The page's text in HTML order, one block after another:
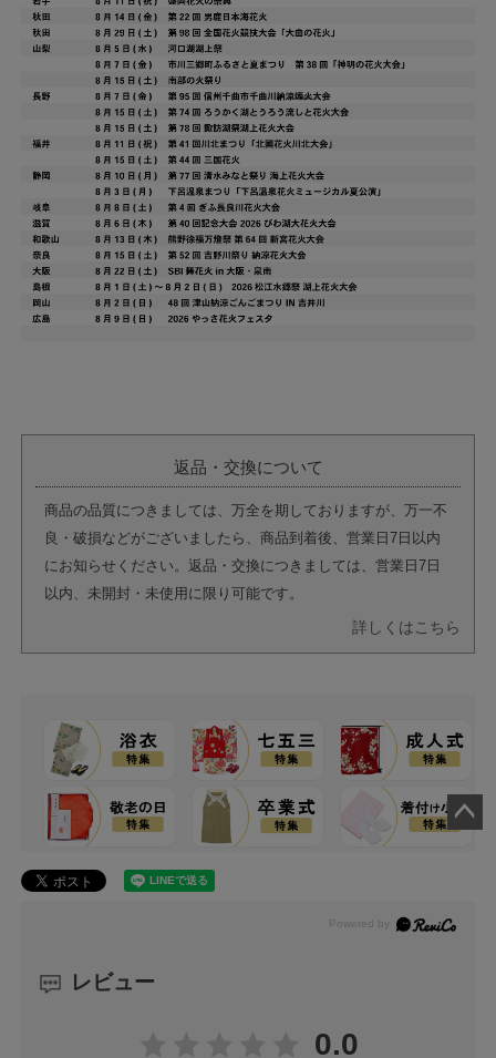
返品・交換について
商品の品質につきましては、万全を期しておりますが、万一不
良・破損などがございましたら、商品到着後、営業日7日以内
にお知らせください。返品・交換につきましては、営業日7日
以内、未開封・未使用に限り可能です。
詳しくはこちら
レビュー
0.0